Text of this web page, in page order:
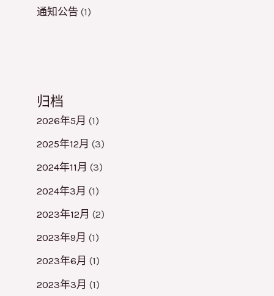
通知公告 (1)
归档
2026年5月 (1)
2025年12月 (3)
2024年11月 (3)
2024年3月 (1)
2023年12月 (2)
2023年9月 (1)
2023年6月 (1)
2023年3月 (1)